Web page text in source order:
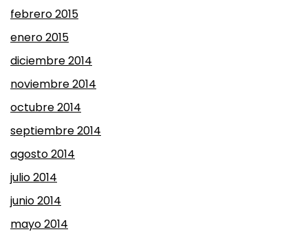
febrero 2015
enero 2015
diciembre 2014
noviembre 2014
octubre 2014
septiembre 2014
agosto 2014
julio 2014
junio 2014
mayo 2014